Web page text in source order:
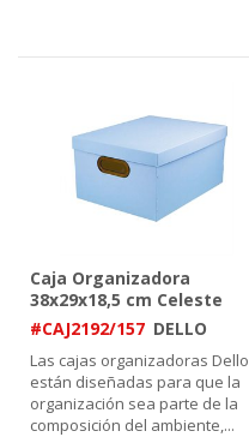
Caja Organizadora
38x29x18,5 cm Celeste
Pastel
#CAJ2192/157 DELLO
Las cajas organizadoras Dello
están diseñadas para que la
organización sea parte de la
composición del ambiente,...